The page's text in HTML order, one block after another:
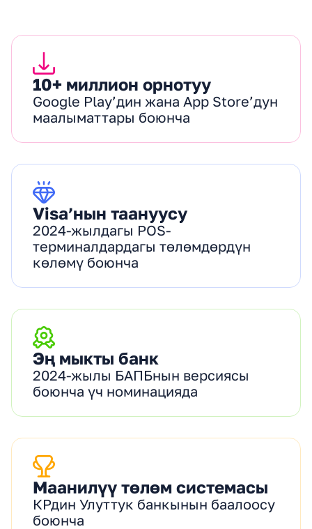
10+ миллион орнотуу
Google Play’дин жана App Store’дун
маалыматтары боюнча
Visa’нын таануусу
2024-жылдагы POS-
терминалдардагы төлөмдөрдүн
көлөмү боюнча
Эң мыкты банк
2024-жылы БАПБнын версиясы
боюнча үч номинацияда
Маанилүү төлөм системасы
КРдин Улуттук банкынын баалоосу
боюнча